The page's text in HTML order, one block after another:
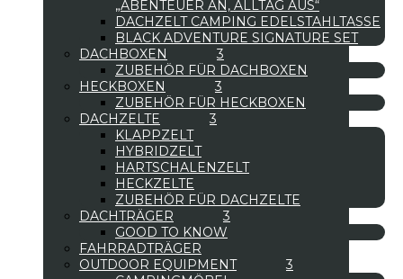
„ABENTEUER AN, ALLTAG AUS“
DACHZELT CAMPING EDELSTAHLTASSE
BLACK ADVENTURE SIGNATURE SET
DACHBOXEN
ZUBEHÖR FÜR DACHBOXEN
HECKBOXEN
ZUBEHÖR FÜR HECKBOXEN
DACHZELTE
KLAPPZELT
HYBRIDZELT
HARTSCHALENZELT
HECKZELTE
ZUBEHÖR FÜR DACHZELTE
DACHTRÄGER
GOOD TO KNOW
FAHRRADTRÄGER
OUTDOOR EQUIPMENT